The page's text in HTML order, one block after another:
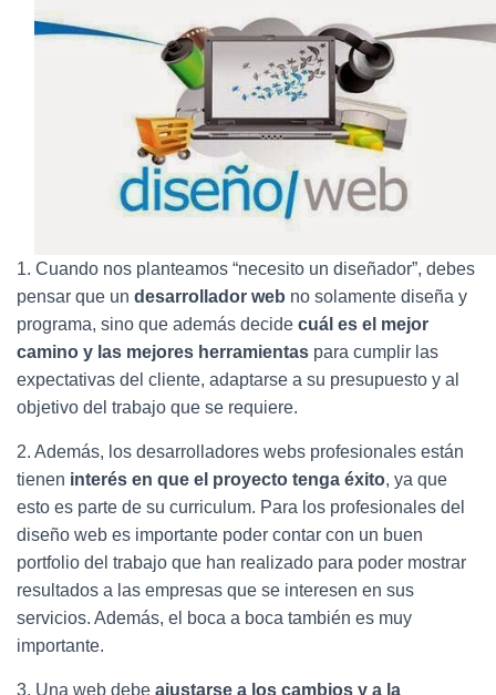
1. Cuando nos planteamos “necesito un diseñador”, debes
pensar que un desarrollador web no solamente diseña y
programa, sino que además decide cuál es el mejor
camino y las mejores herramientas para cumplir las
expectativas del cliente, adaptarse a su presupuesto y al
objetivo del trabajo que se requiere.
2. Además, los desarrolladores webs profesionales están
tienen interés en que el proyecto tenga éxito, ya que
esto es parte de su curriculum. Para los profesionales del
diseño web es importante poder contar con un buen
portfolio del trabajo que han realizado para poder mostrar
resultados a las empresas que se interesen en sus
servicios. Además, el boca a boca también es muy
importante.
3. Una web debe ajustarse a los cambios y a la